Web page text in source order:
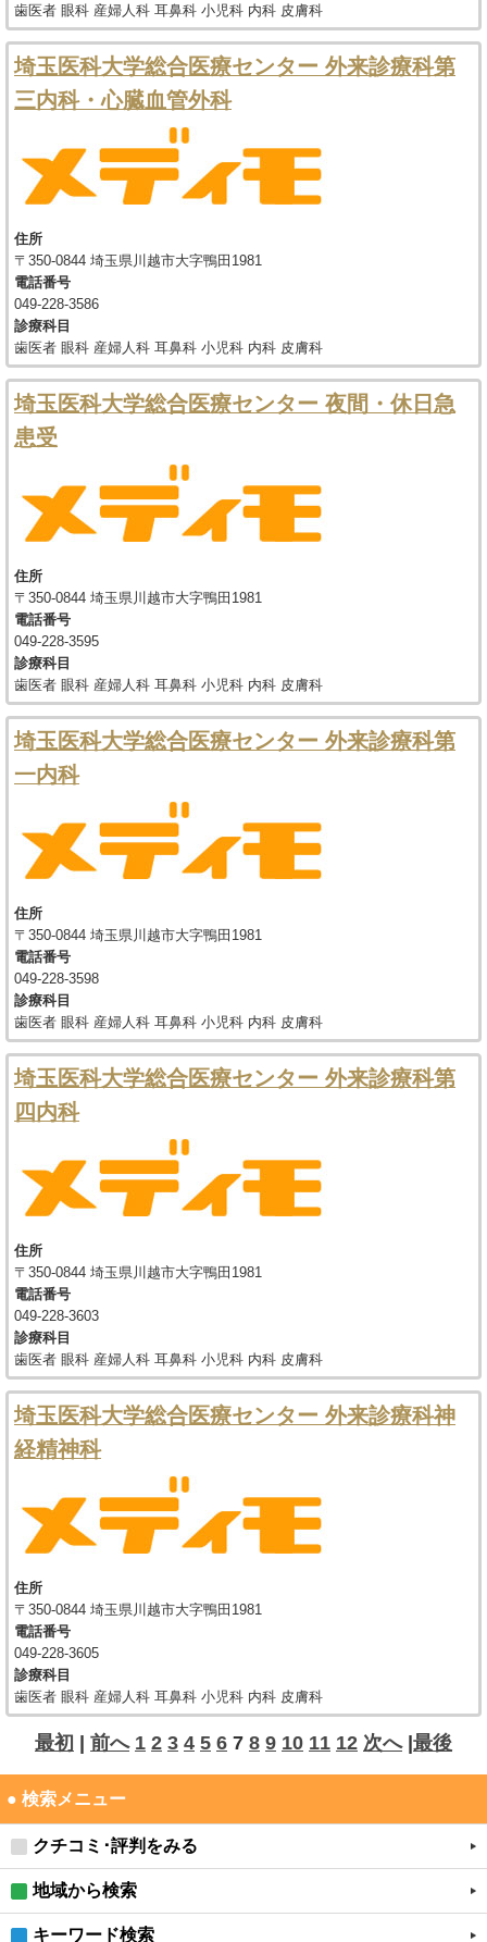
歯医者 眼科 産婦人科 耳鼻科 小児科 内科 皮膚科
埼玉医科大学総合医療センター 外来診療科第
三内科・心臓血管外科
住所
〒350-0844 埼玉県川越市大字鴨田1981
電話番号
049-228-3586
診療科目
歯医者 眼科 産婦人科 耳鼻科 小児科 内科 皮膚科
埼玉医科大学総合医療センター 夜間・休日急
患受
住所
〒350-0844 埼玉県川越市大字鴨田1981
電話番号
049-228-3595
診療科目
歯医者 眼科 産婦人科 耳鼻科 小児科 内科 皮膚科
埼玉医科大学総合医療センター 外来診療科第
一内科
住所
〒350-0844 埼玉県川越市大字鴨田1981
電話番号
049-228-3598
診療科目
歯医者 眼科 産婦人科 耳鼻科 小児科 内科 皮膚科
埼玉医科大学総合医療センター 外来診療科第
四内科
住所
〒350-0844 埼玉県川越市大字鴨田1981
電話番号
049-228-3603
診療科目
歯医者 眼科 産婦人科 耳鼻科 小児科 内科 皮膚科
埼玉医科大学総合医療センター 外来診療科神
経精神科
住所
〒350-0844 埼玉県川越市大字鴨田1981
電話番号
049-228-3605
診療科目
歯医者 眼科 産婦人科 耳鼻科 小児科 内科 皮膚科
最初 | 前へ 1 2 3 4 5 6 7 8 9 10 11 12 次へ|最後
● 検索メニュー
クチコミ･評判をみる
地域から検索
キーワード検索